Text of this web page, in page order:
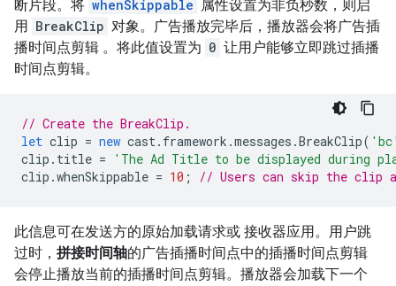
断片段。将 whenSkippable 属性设置为非负秒数，则启
用 BreakClip 对象。广告播放完毕后，播放器会将广告插
播时间点剪辑 。将此值设置为 0 让用户能够立即跳过插播
时间点剪辑。
// Create the BreakClip.
let clip = new cast. framework .messages .BreakClip(
clip . title =
'The Ad Title to be displayed during
clip .whenSkippable = 10 ; // Users can skip the clip
此信息可在发送方的原始加载请求或 接收器应用。用户跳
过时， 拼接时间轴的广告插播时间点中的插播时间点剪辑
会停止播放当前的插播时间点剪辑。播放器会加载下一个